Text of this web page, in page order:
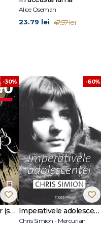
Alice Oseman
23.79 lei 47.57 lei
-30%
Răzbunarea ciorilor (seria Banda celor șase ciori, vol. 2)
-60%
Imperativele adolescenței
Chris Simion - Mercurian